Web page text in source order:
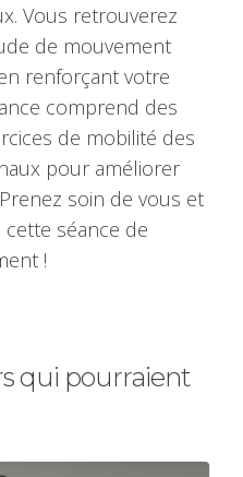
Vous retrouverez
de mouvement
renforçant votre
comprend des
de mobilité des
pour améliorer
soin de vous et
séance de
!
qui pourraient